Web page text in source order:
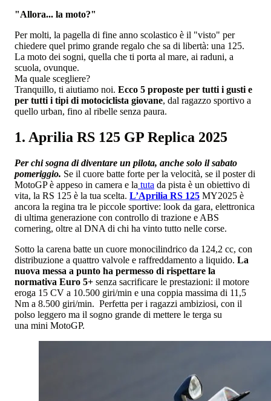
"Allora... la moto?"
Per molti, la pagella di fine anno scolastico è il "visto" per
chiedere quel primo grande regalo che sa di libertà: una 125.
La moto dei sogni, quella che ti porta al mare, ai raduni, a
scuola, ovunque.
Ma quale scegliere?
Tranquillo, ti aiutiamo noi. Ecco 5 proposte per tutti i gusti e
per tutti i tipi di motociclista giovane, dal ragazzo sportivo a
quello urban, fino al ribelle senza paura.
1. Aprilia RS 125 GP Replica 2025
Per chi sogna di diventare un pilota, anche solo il sabato
pomeriggio. Se il cuore batte forte per la velocità, se il poster di
MotoGP è appeso in camera e la tuta da pista è un obiettivo di
vita, la RS 125 è la tua scelta. L’Aprilia RS 125 MY2025 è
ancora la regina tra le piccole sportive: look da gara, elettronica
di ultima generazione con controllo di trazione e ABS
cornering, oltre al DNA di chi ha vinto tutto nelle corse.
Sotto la carena batte un cuore monocilindrico da 124,2 cc, con
distribuzione a quattro valvole e raffreddamento a liquido. La
nuova messa a punto ha permesso di rispettare la
normativa Euro 5+ senza sacrificare le prestazioni: il motore
eroga 15 CV a 10.500 giri/min e una coppia massima di 11,5
Nm a 8.500 giri/min. Perfetta per i ragazzi ambiziosi, con il
polso leggero ma il sogno grande di mettere le terga su
una mini MotoGP.